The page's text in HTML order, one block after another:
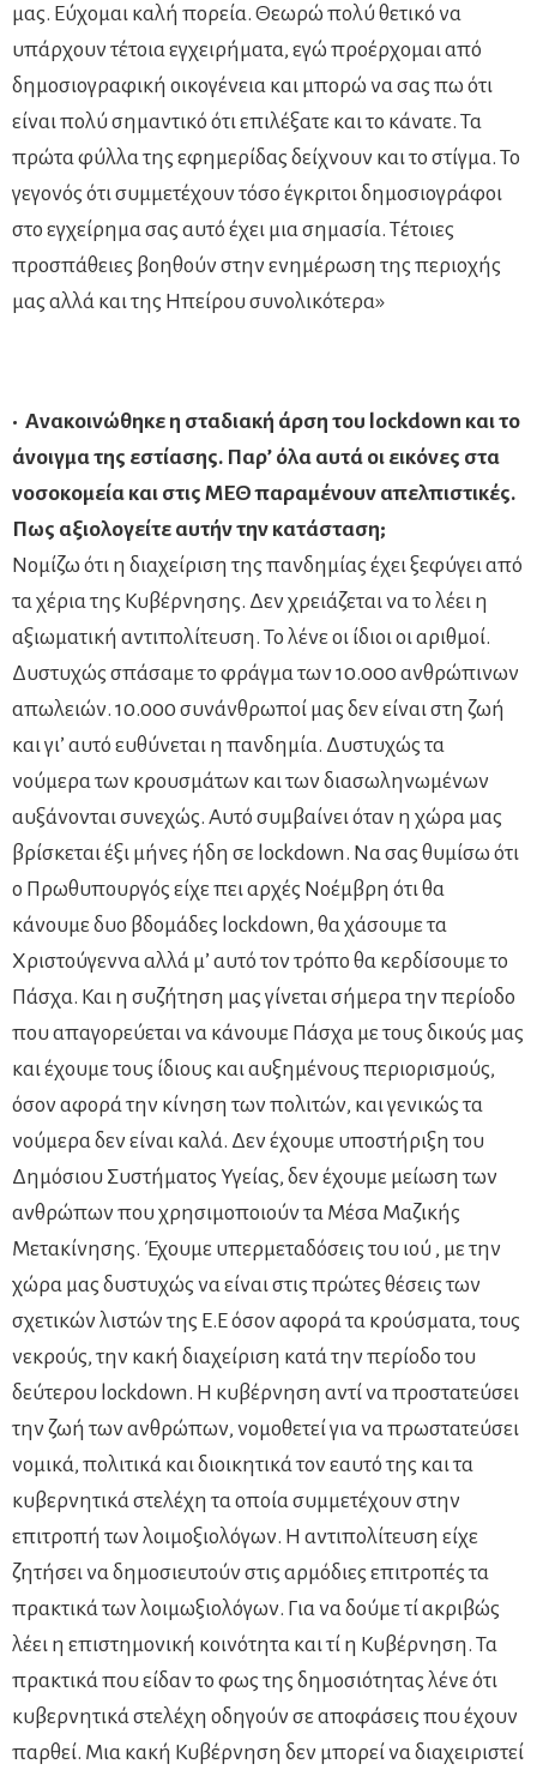
μας. Εύχομαι καλή πορεία. Θεωρώ πολύ θετικό να
υπάρχουν τέτοια εγχειρήματα, εγώ προέρχομαι από
δημοσιογραφική οικογένεια και μπορώ να σας πω ότι
είναι πολύ σημαντικό ότι επιλέξατε και το κάνατε. Τα
πρώτα φύλλα της εφημερίδας δείχνουν και το στίγμα. Το
γεγονός ότι συμμετέχουν τόσο έγκριτοι δημοσιογράφοι
στο εγχείρημα σας αυτό έχει μια σημασία. Τέτοιες
προσπάθειες βοηθούν στην ενημέρωση της περιοχής
μας αλλά και της Ηπείρου συνολικότερα»
• Ανακοινώθηκε η σταδιακή άρση του lockdown και το
άνοιγμα της εστίασης. Παρ’ όλα αυτά οι εικόνες στα
νοσοκομεία και στις ΜΕΘ παραμένουν απελπιστικές.
Πως αξιολογείτε αυτήν την κατάσταση;
Νομίζω ότι η διαχείριση της πανδημίας έχει ξεφύγει από
τα χέρια της Κυβέρνησης. Δεν χρειάζεται να το λέει η
αξιωματική αντιπολίτευση. Το λένε οι ίδιοι οι αριθμοί.
Δυστυχώς σπάσαμε το φράγμα των 10.000 ανθρώπινων
απωλειών. 10.000 συνάνθρωποί μας δεν είναι στη ζωή
και γι’ αυτό ευθύνεται η πανδημία. Δυστυχώς τα
νούμερα των κρουσμάτων και των διασωληνωμένων
αυξάνονται συνεχώς. Αυτό συμβαίνει όταν η χώρα μας
βρίσκεται έξι μήνες ήδη σε lockdown. Να σας θυμίσω ότι
ο Πρωθυπουργός είχε πει αρχές Νοέμβρη ότι θα
κάνουμε δυο βδομάδες lockdown, θα χάσουμε τα
Χριστούγεννα αλλά μ’ αυτό τον τρόπο θα κερδίσουμε το
Πάσχα. Και η συζήτηση μας γίνεται σήμερα την περίοδο
που απαγορεύεται να κάνουμε Πάσχα με τους δικούς μας
και έχουμε τους ίδιους και αυξημένους περιορισμούς,
όσον αφορά την κίνηση των πολιτών, και γενικώς τα
νούμερα δεν είναι καλά. Δεν έχουμε υποστήριξη του
Δημόσιου Συστήματος Υγείας, δεν έχουμε μείωση των
ανθρώπων που χρησιμοποιούν τα Μέσα Μαζικής
Μετακίνησης. Έχουμε υπερμεταδόσεις του ιού , με την
χώρα μας δυστυχώς να είναι στις πρώτες θέσεις των
σχετικών λιστών της Ε.Ε όσον αφορά τα κρούσματα, τους
νεκρούς, την κακή διαχείριση κατά την περίοδο του
δεύτερου lockdown. Η κυβέρνηση αντί να προστατεύσει
την ζωή των ανθρώπων, νομοθετεί για να πρωστατεύσει
νομικά, πολιτικά και διοικητικά τον εαυτό της και τα
κυβερνητικά στελέχη τα οποία συμμετέχουν στην
επιτροπή των λοιμοξιολόγων. Η αντιπολίτευση είχε
ζητήσει να δημοσιευτούν στις αρμόδιες επιτροπές τα
πρακτικά των λοιμωξιολόγων. Για να δούμε τί ακριβώς
λέει η επιστημονική κοινότητα και τί η Κυβέρνηση. Τα
πρακτικά που είδαν το φως της δημοσιότητας λένε ότι
κυβερνητικά στελέχη οδηγούν σε αποφάσεις που έχουν
παρθεί. Μια κακή Κυβέρνηση δεν μπορεί να διαχειριστεί